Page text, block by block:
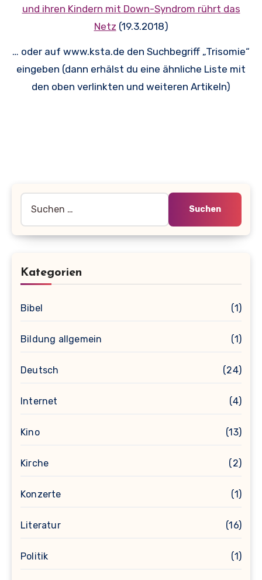
und ihren Kindern mit Down-Syndrom rührt das
Netz (19.3.2018)
… oder auf www.ksta.de den Suchbegriff „Trisomie“
eingeben (dann erhälst du eine ähnliche Liste mit
den oben verlinkten und weiteren Artikeln)
Kategorien
Bibel (1)
Bildung allgemein (1)
Deutsch (24)
Internet (4)
Kino (13)
Kirche (2)
Konzerte (1)
Literatur (16)
Politik (1)